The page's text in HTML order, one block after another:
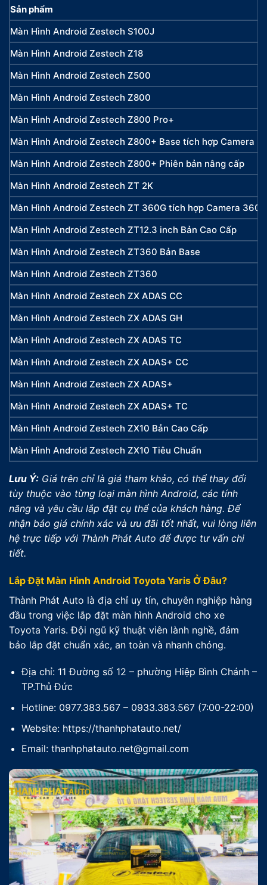
Sản phẩm
Màn Hình Android Zestech S100J
Màn Hình Android Zestech Z18
Màn Hình Android Zestech Z500
Màn Hình Android Zestech Z800
Màn Hình Android Zestech Z800 Pro+
Màn Hình Android Zestech Z800+ Base tích hợp Camera
Màn Hình Android Zestech Z800+ Phiên bản nâng cấp
Màn Hình Android Zestech ZT 2K
Màn Hình Android Zestech ZT 360G tích hợp Camera 360
Màn Hình Android Zestech ZT12.3 inch Bản Cao Cấp
Màn Hình Android Zestech ZT360 Bản Base
Màn Hình Android Zestech ZT360
Màn Hình Android Zestech ZX ADAS CC
Màn Hình Android Zestech ZX ADAS GH
Màn Hình Android Zestech ZX ADAS TC
Màn Hình Android Zestech ZX ADAS+ CC
Màn Hình Android Zestech ZX ADAS+
Màn Hình Android Zestech ZX ADAS+ TC
Màn Hình Android Zestech ZX10 Bản Cao Cấp
Màn Hình Android Zestech ZX10 Tiêu Chuẩn
Lưu Ý: Giá trên chỉ là giá tham khảo, có thể thay đổi
tùy thuộc vào từng loại màn hình Android, các tính
năng và yêu cầu lắp đặt cụ thể của khách hàng. Để
nhận báo giá chính xác và ưu đãi tốt nhất, vui lòng liên
hệ trực tiếp với Thành Phát Auto để được tư vấn chi
tiết.
Lắp Đặt Màn Hình Android Toyota Yaris Ở Đâu?
Thành Phát Auto là địa chỉ uy tín, chuyên nghiệp hàng
đầu trong việc lắp đặt màn hình Android cho xe
Toyota Yaris. Đội ngũ kỹ thuật viên lành nghề, đảm
bảo lắp đặt chuẩn xác, an toàn và nhanh chóng.
Địa chỉ: 11 Đường số 12 – phường Hiệp Bình Chánh –
TP.Thủ Đức
Hotline: 0977.383.567 – 0933.383.567 (7:00-22:00)
Website: https://thanhphatauto.net/
Email: thanhphatauto.net@gmail.com